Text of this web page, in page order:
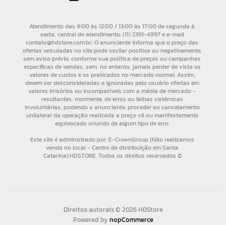
Direitos autorais © 2026 HDStore
Powered bynopCommerce